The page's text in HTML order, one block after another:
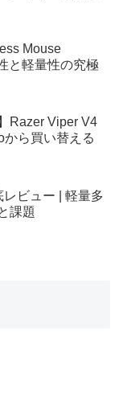
Mouse
と軽量性の究極
Razer Viper V4
から買い替える
ビュー | 軽量多
課題